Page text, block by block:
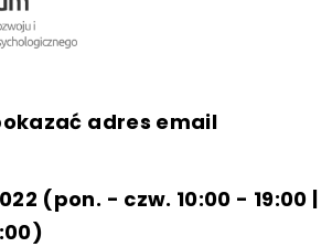
adres email
(pon. - czw. 10:00 - 19:00 |